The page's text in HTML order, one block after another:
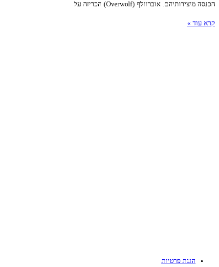
הכנסה מיצירותיהם. אוברוולף (Overwolf) הכריזה על
קרא עוד »
הגנת פרטיות